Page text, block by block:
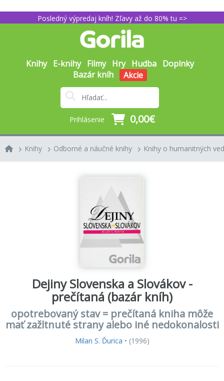
Posledný výpredaj kníh! Zľavy až do 80% tu =>
Knihy E-knihy Filmy Hry Hudba Doplnky
Bazár kníh
Akcie
Prihlásenie 0,00€
Knihy Odborné a náučné knihy Knihy o humanitných
Dejiny Slovenska a Slovákov -
prečítaná (bazár kníh)
opotrebovaný stav = prečítaná kniha môže
mať zažltnuté strany alebo iné nedokonalosti
Milan S. Ďurica • (1996)